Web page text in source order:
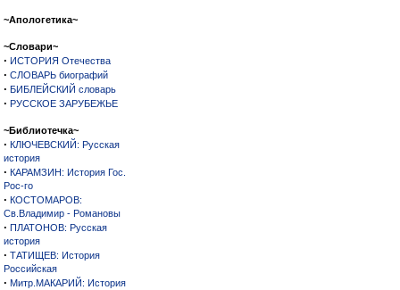
~Апологетика~
~Словари~
· ИСТОРИЯ Отечества
· СЛОВАРЬ биографий
· БИБЛЕЙСКИЙ словарь
· РУССКОЕ ЗАРУБЕЖЬЕ
~Библиотечка~
· КЛЮЧЕВСКИЙ: Русская
история
· КАРАМЗИН: История Гос.
Рос-го
· КОСТОМАРОВ:
Св.Владимир - Романовы
· ПЛАТОНОВ: Русская
история
· ТАТИЩЕВ: История
Российская
· Митр.МАКАРИЙ: История